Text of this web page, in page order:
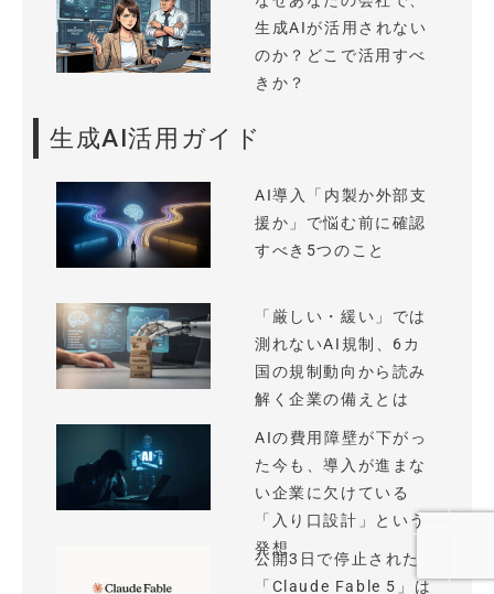
生成AIが活用されない
のか？どこで活用すべ
きか？
生成AI活用ガイド
AI導入「内製か外部支
援か」で悩む前に確認
すべき5つのこと
「厳しい・緩い」では
測れないAI規制、6カ
国の規制動向から読み
解く企業の備えとは
AIの費用障壁が下がっ
た今も、導入が進まな
い企業に欠けている
「入り口設計」という
発想
公開3日で停止された
「Claude Fable 5」は